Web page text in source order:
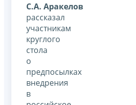
С.А. Аракелов
рассказал
участникам
круглого
стола
о
предпосылках
внедрения
в